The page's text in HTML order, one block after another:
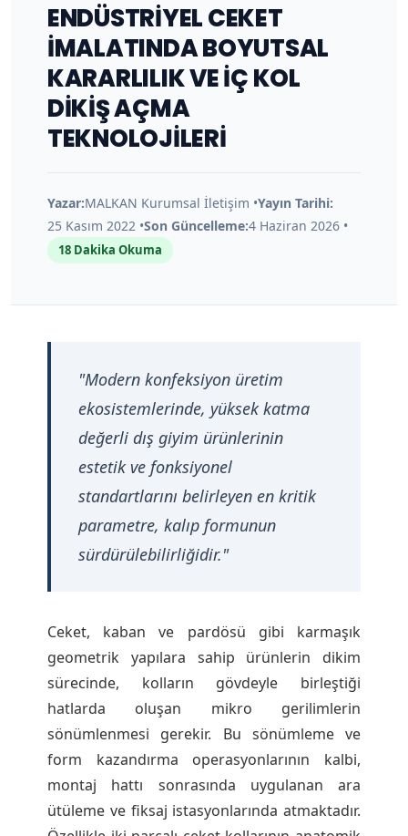
i
ENDÜSTRİYEL CEKET
İMALATINDA BOYUTSAL
KARARLILIK VE İÇ KOL
DİKİŞ AÇMA
TEKNOLOJİLERİ
Yazar:MALKAN Kurumsal İletişim •Yayın Tarihi:
25 Kasım 2022 •Son Güncelleme:4 Haziran 2026 •
18 Dakika Okuma
"Modern konfeksiyon üretim
ekosistemlerinde, yüksek katma
değerli dış giyim ürünlerinin
estetik ve fonksiyonel
standartlarını belirleyen en kritik
parametre, kalıp formunun
sürdürülebilirliğidir."
Ceket, kaban ve pardösü gibi karmaşık
geometrik yapılara sahip ürünlerin dikim
sürecinde, kolların gövdeyle birleştiği
hatlarda oluşan mikro gerilimlerin
sönümlenmesi gerekir. Bu sönümleme ve
form kazandırma operasyonlarının kalbi,
montaj hattı sonrasında uygulanan ara
ütüleme ve fiksaj istasyonlarında atmaktadır.